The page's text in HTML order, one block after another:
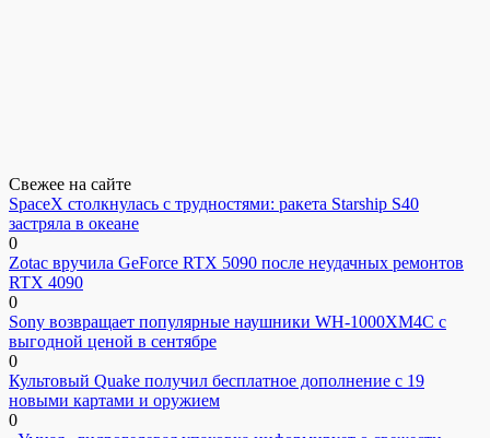
Свежее на сайте
SpaceX столкнулась с трудностями: ракета Starship S40
застряла в океане
0
Zotac вручила GeForce RTX 5090 после неудачных ремонтов
RTX 4090
0
Sony возвращает популярные наушники WH-1000XM4C с
выгодной ценой в сентябре
0
Культовый Quake получил бесплатное дополнение с 19
новыми картами и оружием
0